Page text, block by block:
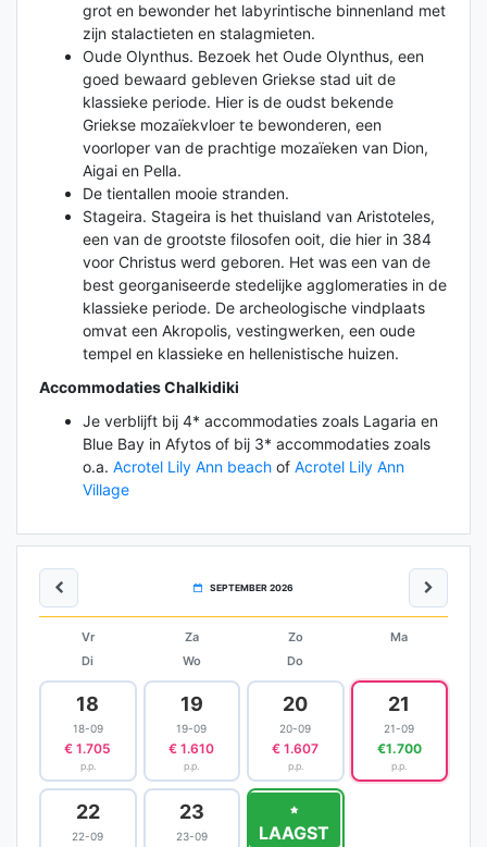
grot en bewonder het labyrintische binnenland met
zijn stalactieten en stalagmieten.
Oude Olynthus. Bezoek het Oude Olynthus, een
goed bewaard gebleven Griekse stad uit de
klassieke periode. Hier is de oudst bekende
Griekse mozaïekvloer te bewonderen, een
voorloper van de prachtige mozaïeken van Dion,
Aigai en Pella.
De tientallen mooie stranden.
Stageira. Stageira is het thuisland van Aristoteles,
een van de grootste filosofen ooit, die hier in 384
voor Christus werd geboren. Het was een van de
best georganiseerde stedelijke agglomeraties in de
klassieke periode. De archeologische vindplaats
omvat een Akropolis, vestingwerken, een oude
tempel en klassieke en hellenistische huizen.
Accommodaties Chalkidiki
Je verblijft bij 4* accommodaties zoals Lagaria en
Blue Bay in Afytos of bij 3* accommodaties zoals
o.a. Acrotel Lily Ann beach of Acrotel Lily Ann
Village
SEPTEMBER 2026
Vr Za Zo
Ma
Di
Wo Do
18
18-09
€ 1.705
p.p.
19
19-09
€ 1.610
p.p.
20
20-09
€ 1.607
p.p.
21
21-09
€1.700
p.p.
22
22-09
23
23-09 LAAGST
24
24-09